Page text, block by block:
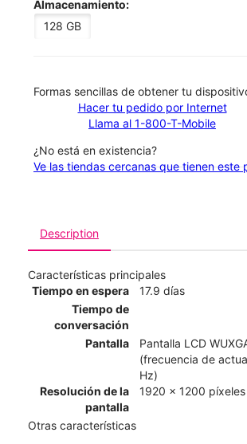
Almacenamiento:
128 GB
​​​​​​​Formas sencillas de obtener tu
Hacer tu pedido por Internet
Llama al 1-800-T-Mobile
¿No está en existencia?
Ve las tiendas cercanas que tienen este
Description
Características principales
Tiempo en espera
17.9 días
Tiempo de
conversación
Pantalla
Pantalla LCD
(frecuencia de
Hz)
Resolución de la
pantalla
1920 x 1200 píxeles
Otras características